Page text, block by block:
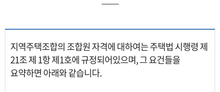
지역주택조합의 조합원 자격에 대하여는 주택법 시행령 제
21조 제 1항 제1호에 규정되어있으며, 그 요건들을
요약하면 아래와 같습니다.